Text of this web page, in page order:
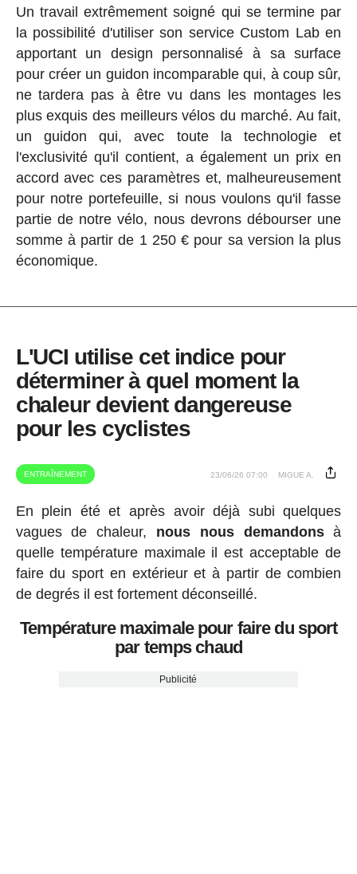
Un travail extrêmement soigné qui se termine par
la possibilité d'utiliser son service Custom Lab en
apportant un design personnalisé à sa surface
pour créer un guidon incomparable qui, à coup sûr,
ne tardera pas à être vu dans les montages les
plus exquis des meilleurs vélos du marché. Au fait,
un guidon qui, avec toute la technologie et
l'exclusivité qu'il contient, a également un prix en
accord avec ces paramètres et, malheureusement
pour notre portefeuille, si nous voulons qu'il fasse
partie de notre vélo, nous devrons débourser une
somme à partir de 1 250 € pour sa version la plus
économique.
L'UCI utilise cet indice pour
déterminer à quel moment la
chaleur devient dangereuse
pour les cyclistes
ENTRAÎNEMENT 23/06/26 07:00 MIGUE A.
En plein été et après avoir déjà subi quelques
vagues de chaleur, nous nous demandonsà
quelle température maximale il est acceptable de
faire du sport en extérieur et à partir de combien
de degrés il est fortement déconseillé.
Température maximale pour faire du sport
par temps chaud
Publicité